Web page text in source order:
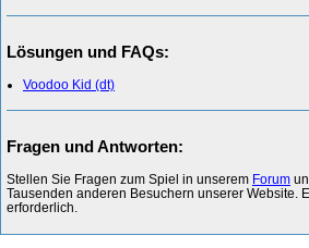
Lösungen und FAQs:
Voodoo Kid (dt)
Fragen und Antworten:
Stellen Sie Fragen zum Spiel in unserem Forum
Tausenden anderen Besuchern unserer Website.
erforderlich.